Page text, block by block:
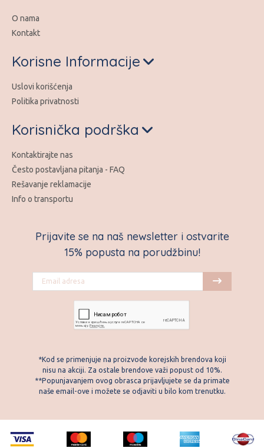
Prijavite se na naš newsletter i ostvarite
15% popusta na porudžbinu!
*Kod se primenjuje na proizvode korejskih brendova koji
nisu na akciji. Za ostale brendove važi popust od 10%.
**Popunjavanjem ovog obrasca prijavljujete se da primate
naše email-ove i možete se odjaviti u bilo kom trenutku.
O nama
Kontakt
Korisne Informacije
Uslovi korišćenja
Politika privatnosti
Korisnička podrška
Kontaktirajte nas
Često postavljana pitanja - FAQ
Rešavanje reklamacije
Info o transportu